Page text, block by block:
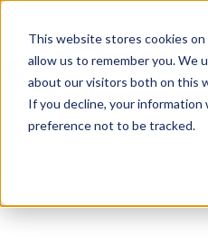
This website stores cookies
allow us to remember you. We
about our visitors both on this
If you decline, your
preference not to be tracked.